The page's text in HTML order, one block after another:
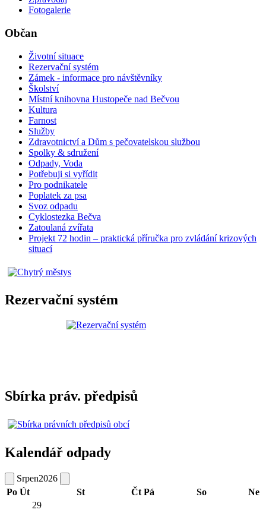
Fotogalerie
Občan
Životní situace
Rezervační systém
Zámek - informace pro návštěvníky
Školství
Místní knihovna Hustopeče nad Bečvou
Kultura
Farnost
Služby
Zdravotnictví a Dům s pečovatelskou službou
Spolky & sdružení
Odpady, Voda
Potřebuji si vyřídit
Pro podnikatele
Poplatek za psa
Svoz odpadu
Cyklostezka Bečva
Zatoulaná zvířata
Projekt 72 hodin – praktická příručka pro zvládání krizových
situací
Rezervační systém
Sbírka práv. předpisů
Kalendář odpady
Srpen2026
Po Út St Čt Pá So Ne
29